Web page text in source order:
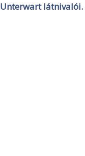
Unterwart látnivalói.